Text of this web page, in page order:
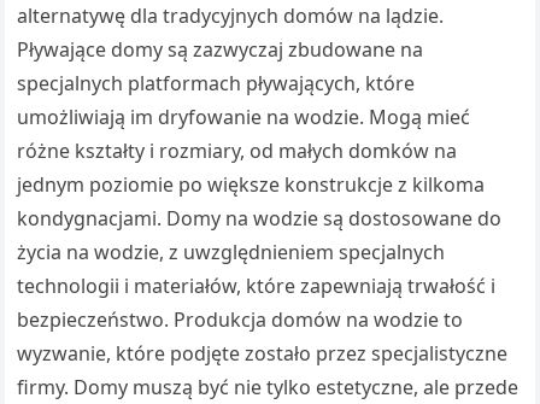
alternatywę dla tradycyjnych domów na lądzie.
Pływające domy są zazwyczaj zbudowane na
specjalnych platformach pływających, które
umożliwiają im dryfowanie na wodzie. Mogą mieć
różne kształty i rozmiary, od małych domków na
jednym poziomie po większe konstrukcje z kilkoma
kondygnacjami. Domy na wodzie są dostosowane do
życia na wodzie, z uwzględnieniem specjalnych
technologii i materiałów, które zapewniają trwałość i
bezpieczeństwo. Produkcja domów na wodzie to
wyzwanie, które podjęte zostało przez specjalistyczne
firmy. Domy muszą być nie tylko estetyczne, ale przede